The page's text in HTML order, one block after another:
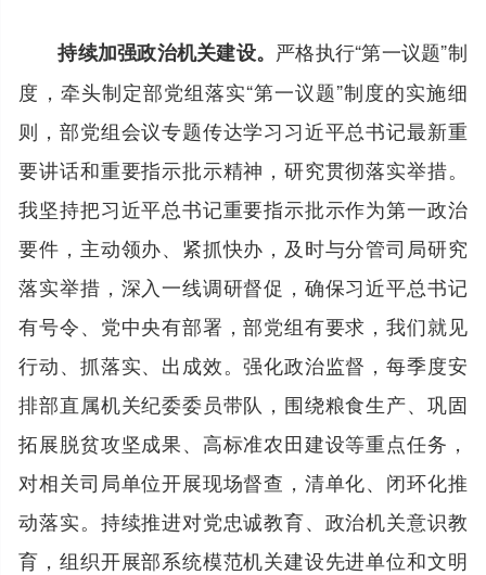
持续加强政治机关建设。 严格执行“第一议题”制
度，牵头制定部党组落实“第一议题”制度的实施细
则，部党组会议专题传达学习习近平总书记最新重
要讲话和重要指示批示精神，研究贯彻落实举措。
我坚持把习近平总书记重要指示批示作为第一政治
要件，主动领办、紧抓快办，及时与分管司局研究
落实举措，深入一线调研督促，确保习近平总书记
有号令、党中央有部署，部党组有要求，我们就见
行动、抓落实、出成效。强化政治监督，每季度安
排部直属机关纪委委员带队，围绕粮食生产、巩固
拓展脱贫攻坚成果、高标准农田建设等重点任务，
对相关司局单位开展现场督查，清单化、闭环化推
动落实。持续推进对党忠诚教育、政治机关意识教
育，组织开展部系统模范机关建设先进单位和文明